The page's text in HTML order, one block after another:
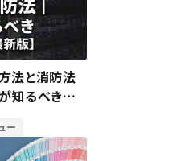
法と消防法
知るべき法
ー